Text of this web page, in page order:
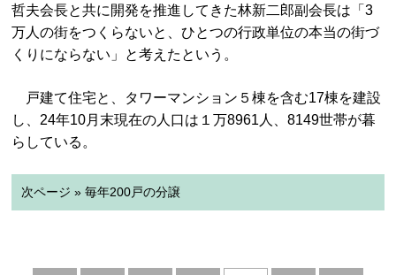
哲夫会長と共に開発を推進してきた林新二郎副会長は「3
万人の街をつくらないと、ひとつの行政単位の本当の街づ
くりにならない」と考えたという。
戸建て住宅と、タワーマンション５棟を含む17棟を建設
し、24年10月末現在の人口は１万8961人、8149世帯が暮
らしている。
次ページ » 毎年200戸の分譲